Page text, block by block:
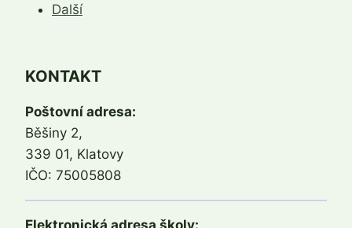
Další
KONTAKT
Poštovní adresa:
Běšiny 2,
339 01, Klatovy
IČO: 75005808
Elektronická adresa školy: